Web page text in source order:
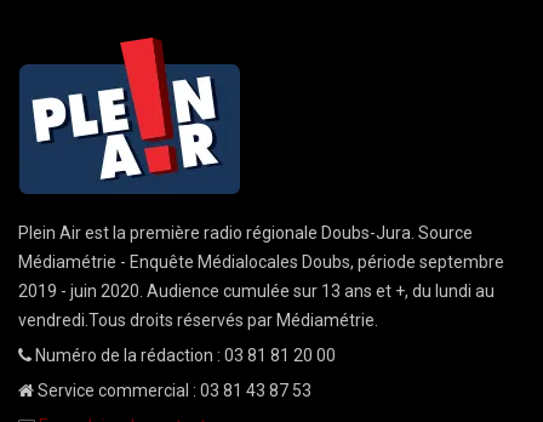
Plein Air est la première radio régionale Doubs-Jura. Source
Médiamétrie - Enquête Médialocales Doubs, période septembre
2019 - juin 2020. Audience cumulée sur 13 ans et +, du lundi au
vendredi.Tous droits réservés par Médiamétrie.
Numéro de la rédaction : 03 81 81 20 00
Service commercial : 03 81 43 87 53